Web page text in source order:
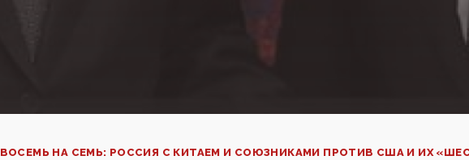
ВОСЕМЬ НА СЕМЬ: РОССИЯ С КИТАЕМ И СОЮЗНИКАМИ ПРОТИВ США И ИХ